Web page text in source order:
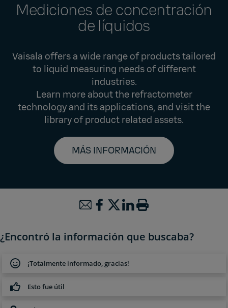
Mediciones de concentración
de líquidos
Vaisala offers a wide range of products tailored
to liquid measuring needs of different
industries.
Learn more about the refractometer
technology and its applications, and visit the
library of product related assets.
MÁS INFORMACIÓN
¿Encontró la información que buscaba?
¡Totalmente informado, gracias!
Esto fue útil